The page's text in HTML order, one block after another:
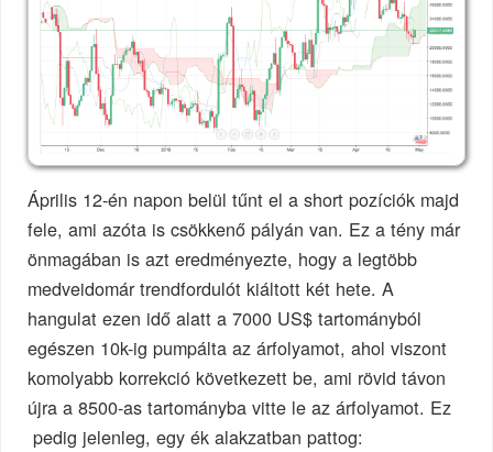
Április 12-én napon belül tűnt el a short pozíciók majd
fele, ami azóta is csökkenő pályán van. Ez a tény már
önmagában is azt eredményezte, hogy a legtöbb
medveidomár trendfordulót kiáltott két hete. A
hangulat ezen idő alatt a 7000 US$ tartományból
egészen 10k-ig pumpálta az árfolyamot, ahol viszont
komolyabb korrekció következett be, ami rövid távon
újra a 8500-as tartományba vitte le az árfolyamot. Ez
pedig jelenleg, egy ék alakzatban pattog: